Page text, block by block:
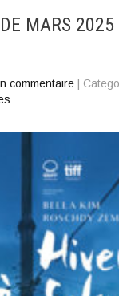
MARS
commentaire
|